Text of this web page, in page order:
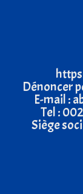
Dénoncer
E-mail :
Tel :
Siège